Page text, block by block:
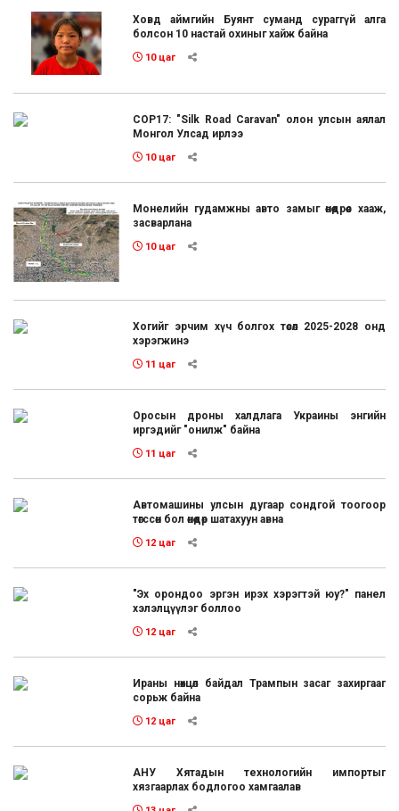
Ховд аймгийн Буянт суманд сураггүй алга
болсон 10 настай охиныг хайж байна
10 цаг
COP17: "Silk Road Caravan" олон улсын аялал
Монгол Улсад ирлээ
10 цаг
Монелийн гудамжны авто замыг өнөөдрөөс хааж,
засварлана
10 цаг
Хогийг эрчим хүч болгох төсөл 2025-2028 онд
хэрэгжинэ
11 цаг
Оросын дроны халдлага Украины энгийн
иргэдийг "онилж" байна
11 цаг
Автомашины улсын дугаар сондгой тоогоор
төгссөн бол өнөөдөр шатахуун авна
12 цаг
"Эх орондоо эргэн ирэх хэрэгтэй юу?" панел
хэлэлцүүлэг боллоо
12 цаг
Ираны нөхцөл байдал Трампын засаг захиргааг
сорьж байна
12 цаг
АНУ Хятадын технологийн импортыг
хязгаарлах бодлогоо хамгаалав